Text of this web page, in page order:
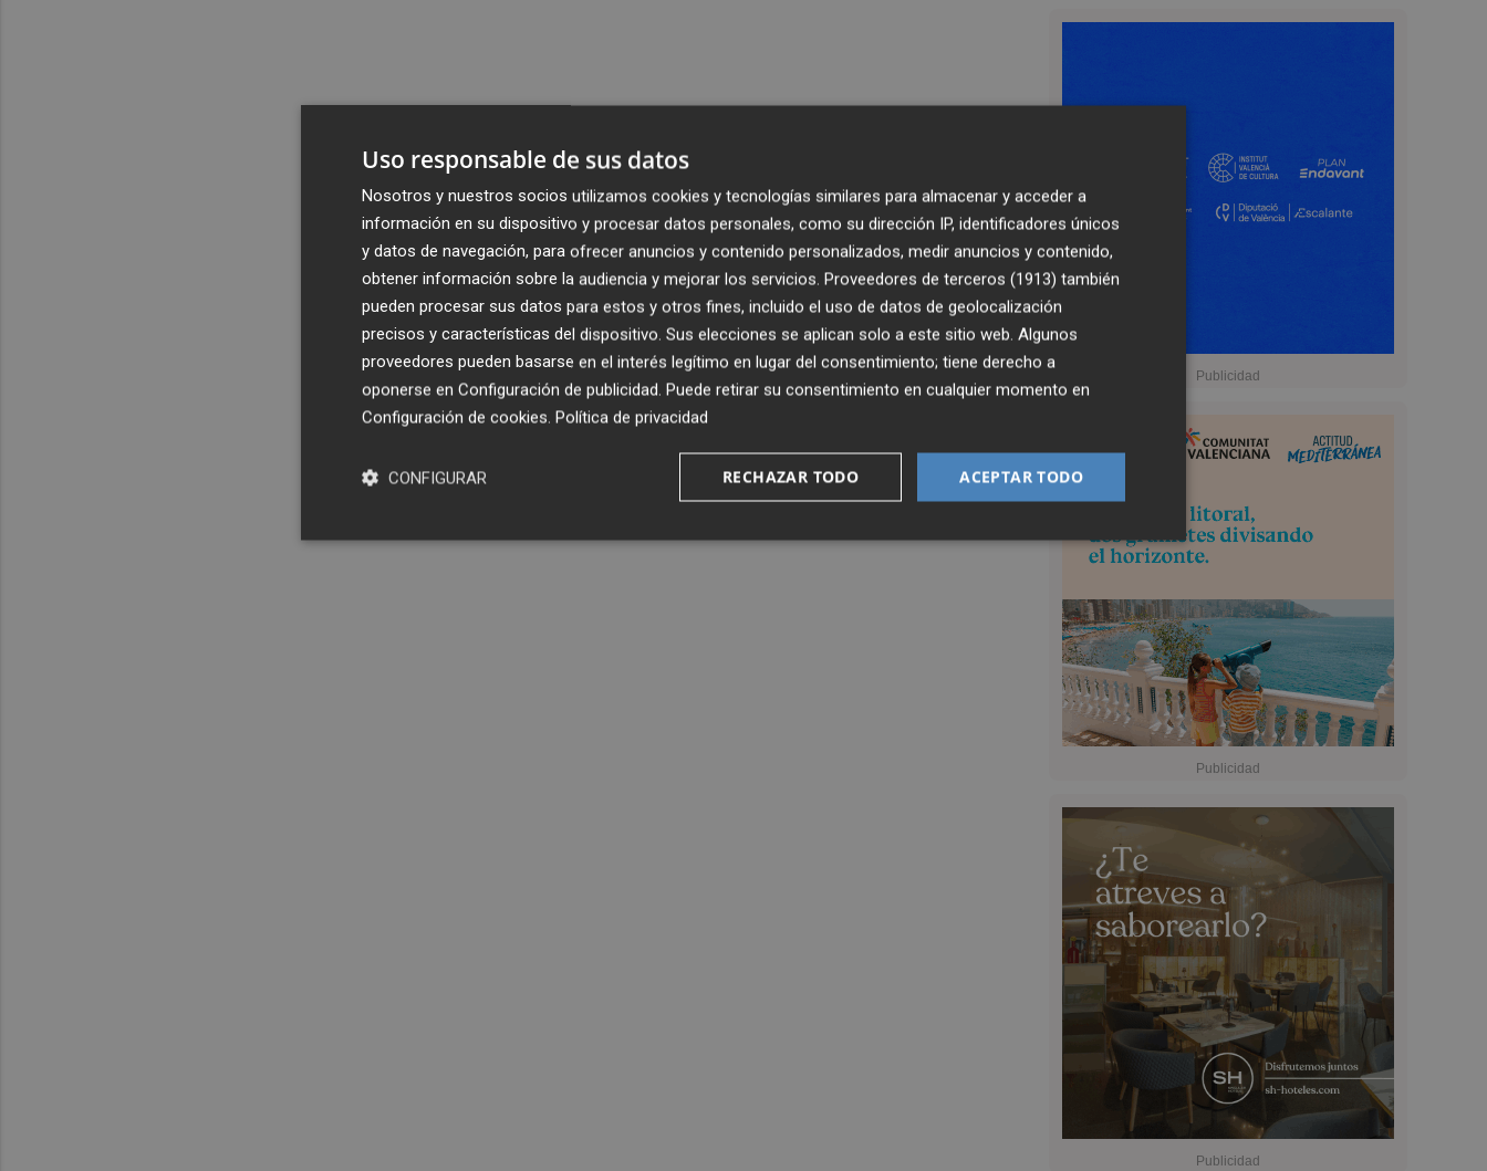
Uso responsable de sus datos
Nosotros y nuestros socios utilizamos cookies y tecnologías similares para almacenar y acceder a
información en su dispositivo y procesar datos personales, como su dirección IP, identificadores únicos
y datos de navegación, para ofrecer anuncios y contenido personalizados, medir anuncios y contenido,
obtener información sobre la audiencia y mejorar los servicios. Proveedores de terceros (1913) también
pueden procesar sus datos para estos y otros fines, incluido el uso de datos de geolocalización
precisos y características del dispositivo. Sus elecciones se aplican solo a este sitio web. Algunos
proveedores pueden basarse en el interés legítimo en lugar del consentimiento; tiene derecho a
oponerse en Configuración de publicidad. Puede retirar su consentimiento en cualquier momento en
Configuración de cookies. Política de privacidad
ACEPTAR TODO
RECHAZAR TODO
CONFIGURAR